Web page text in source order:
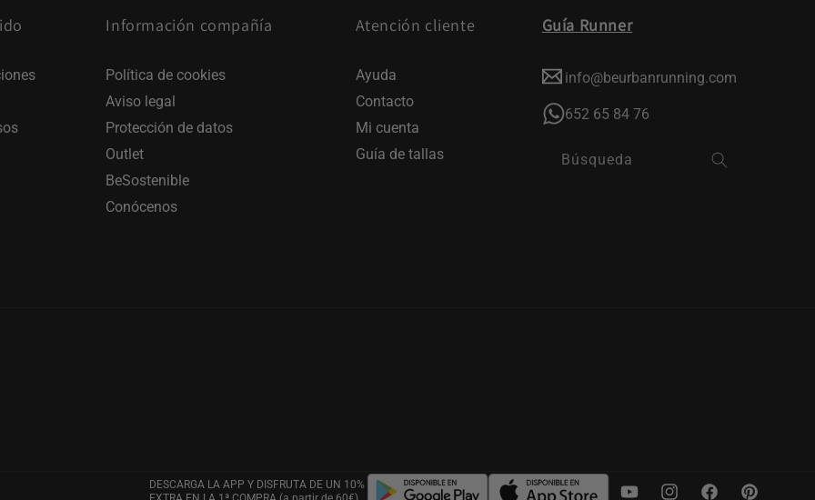
Información compañía
Política de cookies
Aviso legal
Protección de datos
Outlet
BeSostenible
Conócenos
Atención cliente
Ayuda
Contacto
Mi cuenta
Guía de tallas
Guía Runner
info@beurbanrunning.com
652 65 84 76
Búsqueda
DESCARGA LA APP Y DISFRUTA DE UN 10%